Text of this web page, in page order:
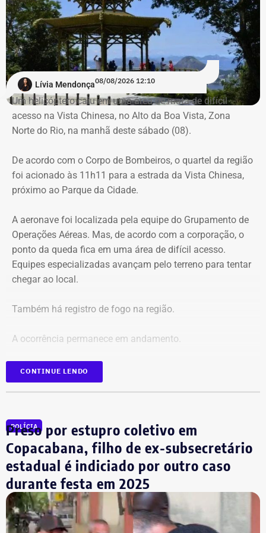
Há registro de fogo na região, e militares especializados
em combate a incêndios florestais também foram
mobilizados.
Para dar apoio às buscas do Corpo de Bombeiros, o
ICMBio informou que um pequeno e restrito trecho da
Estrada da Vista Chinesa, em frente ao pagode chinês da
Vista Chinesa, foi interditado. A Vista Chinesa fica dentro
Lívia Mendonça08/08/2026 12:10
Um helicóptero caiu em uma área de mata de difícil
acesso na Vista Chinesa, no Alto da Boa Vista, Zona
Norte do Rio, na manhã deste sábado (08).
De acordo com o Corpo de Bombeiros, o quartel da região
foi acionado às 11h11 para a estrada da Vista Chinesa,
próximo ao Parque da Cidade.
A aeronave foi localizada pela equipe do Grupamento de
Operações Aéreas. Mas, de acordo com a corporação, o
ponto da queda fica em uma área de difícil acesso.
Equipes especializadas avançam pelo terreno para tentar
chegar ao local.
Também há registro de fogo na região.
A ocorrência permanece em andamento.
*Em atualização
CONTINUE LENDO
POLÍCIA
Preso por estupro coletivo em
Copacabana, filho de ex-subsecretário
estadual é indiciado por outro caso
durante festa em 2025